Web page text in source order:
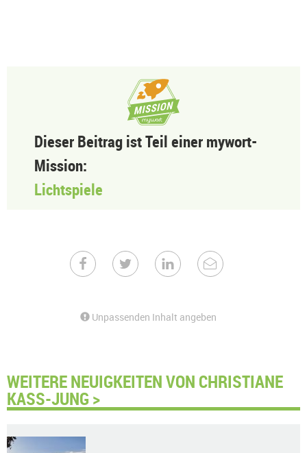
Dieser Beitrag ist Teil einer mywort-
Mission:
Lichtspiele
Unpassenden Inhalt angeben
WEITERE NEUIGKEITEN VON CHRISTIANE
KASS-JUNG >